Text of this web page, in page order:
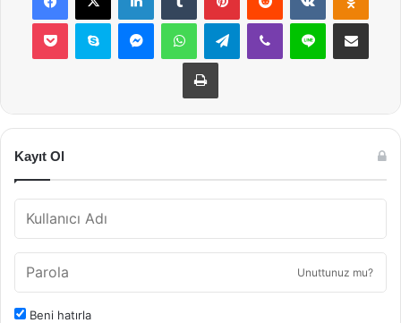
Pocket Skype MessengerWhatsAppTelegramViber Line E-Posta ile
Yazdır
Kayıt Ol
Unuttunuz mu?
Beni hatırla